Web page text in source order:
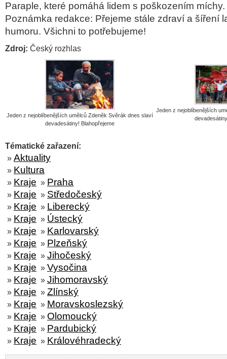
Paraple, které pomáhá lidem s poškozením míchy.
Poznámka redakce: Přejeme stále zdraví a šíření
humoru. Všichni to potřebujeme!
Zdroj: Český rozhlas
Jeden z nejoblíbenějších umělců Zdeněk Svěrák dnes slaví
devadesátiny! Blahopřejeme
Jeden z nejoblíbenějších
Tématické zařazení:
» Aktuality
» Kultura
» Kraje » Praha
» Kraje » Středočeský
» Kraje » Liberecký
» Kraje » Ústecký
» Kraje » Karlovarský
» Kraje » Plzeňský
» Kraje » Jihočeský
» Kraje » Vysočina
» Kraje » Jihomoravský
» Kraje » Zlínský
» Kraje » Moravskoslezský
» Kraje » Olomoucký
» Kraje » Pardubický
» Kraje » Královéhradecký